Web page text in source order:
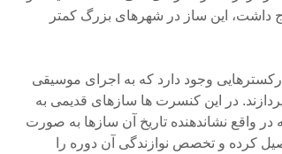
داشت، این ساز در شهرهای بزرگ کمتر
وجود دارد که به اجرای موسیقی
در این کنسرت ها سازهای قدیمی به
واقع نشاندهنده تاریخ آن سازها به صورت
کرده و تخصص نوازندگی آن دوره را